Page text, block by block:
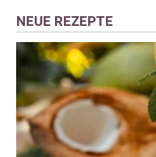
NEUE REZEPTE